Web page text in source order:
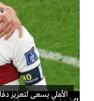
الأهلي يسعى لتعزيز